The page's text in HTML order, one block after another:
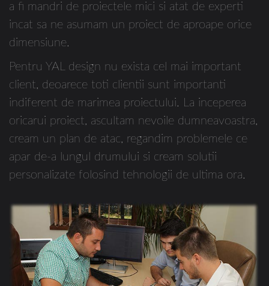
a fi mandri de proiectele mici si atat de experti
incat sa ne asumam un proiect de aproape orice
dimensiune.
Pentru YAL design nu exista cel mai important
client, deoarece toti clientii sunt importanti
indiferent de marimea proiectului. La inceperea
oricarui proiect, ascultam nevoile dumneavoastra,
cream un plan de atac, regandim problemele ce
apar de-a lungul drumului si cream solutii
personalizate folosind tehnologii de ultima ora.